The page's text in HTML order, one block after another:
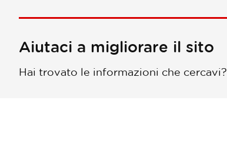
Aiutaci a migliorare il sito
Hai trovato le informazioni che cercavi?